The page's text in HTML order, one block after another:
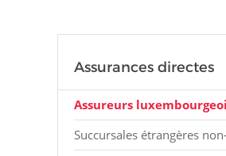
Assurances directes
Assureurs
Succursales étrangères